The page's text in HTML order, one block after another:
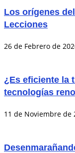
Los orígenes
Lecciones
26 de Febrero de
¿Es eficiente la
tecnologías
11 de Noviembre de